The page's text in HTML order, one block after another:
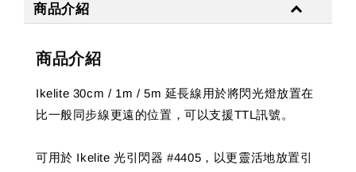
商品介紹
商品介紹
Ikelite 30cm / 1m / 5m 延長線用於將閃光燈放置在
比一般同步線更遠的位置，可以支援TTL訊號。
可用於 Ikelite 光引閃器 #4405，以更靈活地放置引